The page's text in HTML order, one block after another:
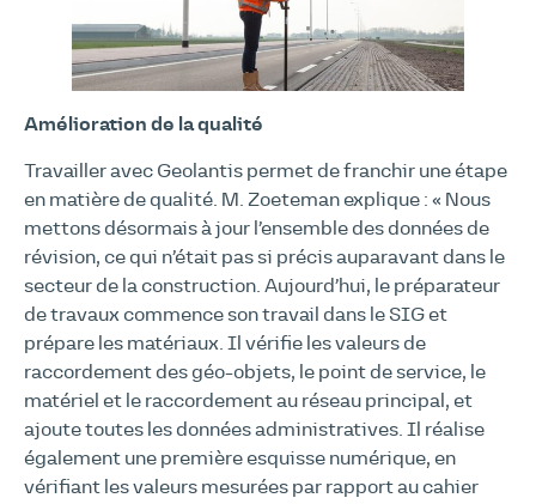
Amélioration de la qualité
Travailler avec Geolantis permet de franchir une étape
en matière de qualité. M. Zoeteman explique : « Nous
mettons désormais à jour l’ensemble des données de
révision, ce qui n’était pas si précis auparavant dans le
secteur de la construction. Aujourd’hui, le préparateur
de travaux commence son travail dans le SIG et
prépare les matériaux. Il vérifie les valeurs de
raccordement des géo-objets, le point de service, le
matériel et le raccordement au réseau principal, et
ajoute toutes les données administratives. Il réalise
également une première esquisse numérique, en
vérifiant les valeurs mesurées par rapport au cahier